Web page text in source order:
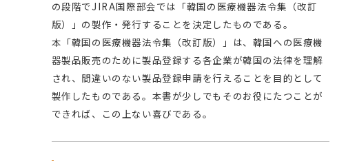
の段階でJIRA国際部会では「韓国の医療機器法令集（改訂
版）」の製作・発行することを決定したものである。
本「韓国の医療機器法令集（改訂版）」は、韓国への医療機
器製品販売のために製品登録する各企業が韓国の法律を理解
され、間違いのない製品登録申請を行えることを目的として
製作したものである。本書が少しでもそのお役にたつことが
できれば、この上ない喜びである。